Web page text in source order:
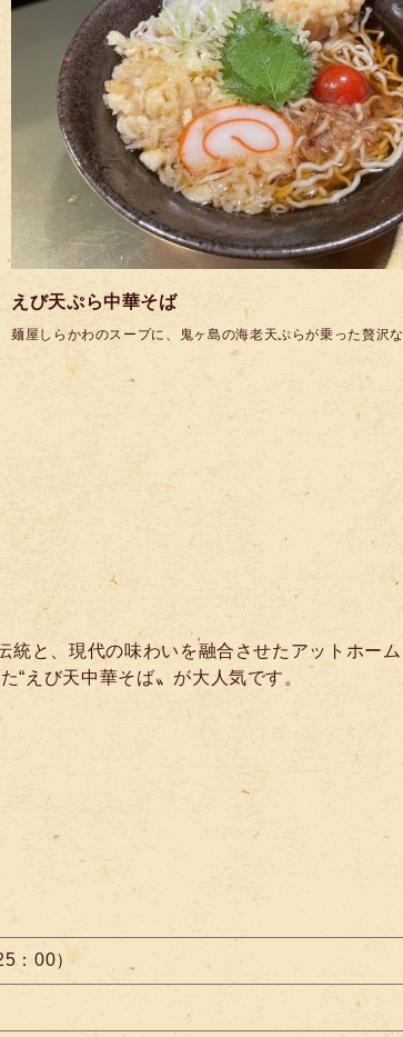
えび天ぷら中華そば
麺屋しらかわのスープに、鬼ヶ島の海老天ぷらが乗った贅沢な
と、現代の味わいを融合させたアットホーム
“えび天中華そば〟が大人気です。
：00）